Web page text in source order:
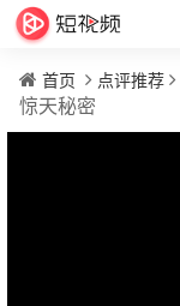
首页 点评推荐
惊天秘密